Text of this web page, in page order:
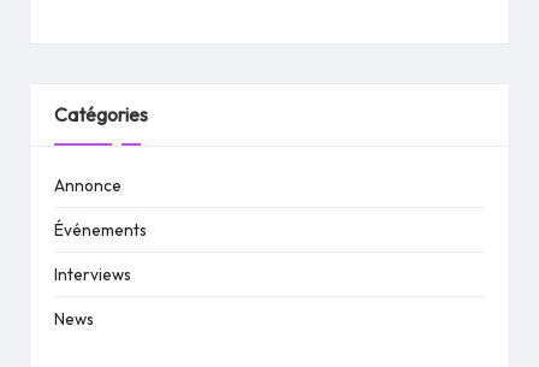
Catégories
Annonce
Événements
Interviews
News